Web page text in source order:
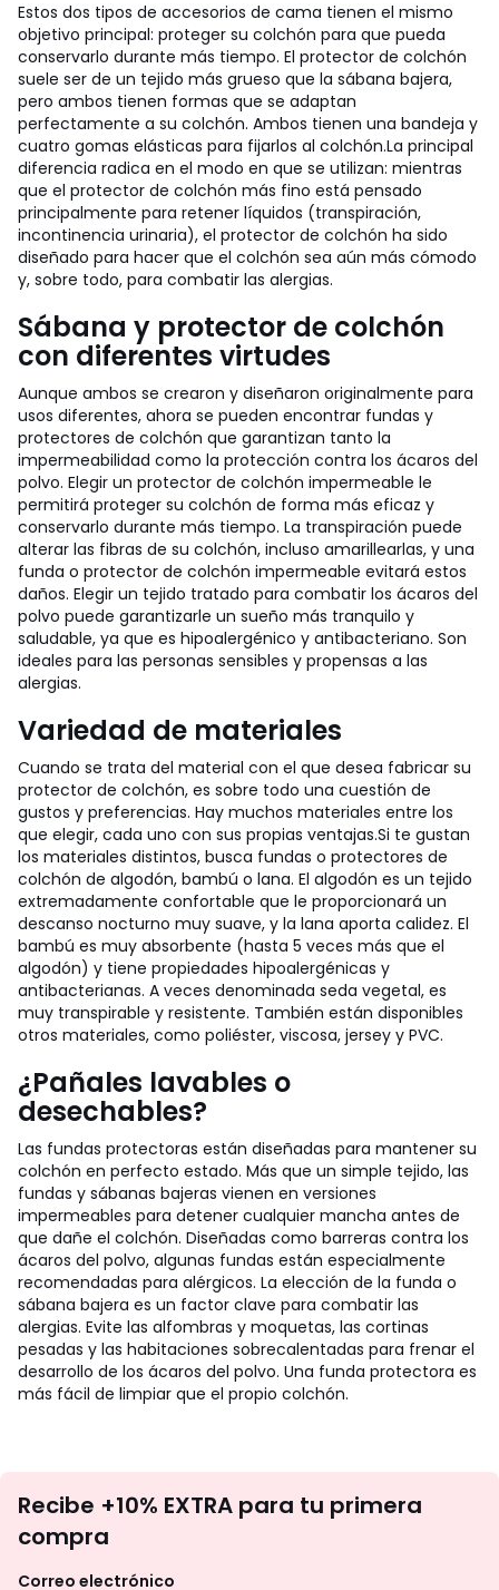
Estos dos tipos de accesorios de cama tienen el mismo
objetivo principal: proteger su colchón para que pueda
conservarlo durante más tiempo. El protector de colchón
suele ser de un tejido más grueso que la sábana bajera,
pero ambos tienen formas que se adaptan
perfectamente a su colchón. Ambos tienen una bandeja y
cuatro gomas elásticas para fijarlos al colchón.La principal
diferencia radica en el modo en que se utilizan: mientras
que el protector de colchón más fino está pensado
principalmente para retener líquidos (transpiración,
incontinencia urinaria), el protector de colchón ha sido
diseñado para hacer que el colchón sea aún más cómodo
y, sobre todo, para combatir las alergias.
Sábana y protector de colchón
con diferentes virtudes
Aunque ambos se crearon y diseñaron originalmente para
usos diferentes, ahora se pueden encontrar fundas y
protectores de colchón que garantizan tanto la
impermeabilidad como la protección contra los ácaros del
polvo. Elegir un protector de colchón impermeable le
permitirá proteger su colchón de forma más eficaz y
conservarlo durante más tiempo. La transpiración puede
alterar las fibras de su colchón, incluso amarillearlas, y una
funda o protector de colchón impermeable evitará estos
daños. Elegir un tejido tratado para combatir los ácaros del
polvo puede garantizarle un sueño más tranquilo y
saludable, ya que es hipoalergénico y antibacteriano. Son
ideales para las personas sensibles y propensas a las
alergias.
Variedad de materiales
Cuando se trata del material con el que desea fabricar su
protector de colchón, es sobre todo una cuestión de
gustos y preferencias. Hay muchos materiales entre los
que elegir, cada uno con sus propias ventajas.Si te gustan
los materiales distintos, busca fundas o protectores de
colchón de algodón, bambú o lana. El algodón es un tejido
extremadamente confortable que le proporcionará un
descanso nocturno muy suave, y la lana aporta calidez. El
bambú es muy absorbente (hasta 5 veces más que el
algodón) y tiene propiedades hipoalergénicas y
antibacterianas. A veces denominada seda vegetal, es
muy transpirable y resistente. También están disponibles
otros materiales, como poliéster, viscosa, jersey y PVC.
¿Pañales lavables o
desechables?
Las fundas protectoras están diseñadas para mantener su
colchón en perfecto estado. Más que un simple tejido, las
fundas y sábanas bajeras vienen en versiones
impermeables para detener cualquier mancha antes de
que dañe el colchón. Diseñadas como barreras contra los
ácaros del polvo, algunas fundas están especialmente
recomendadas para alérgicos. La elección de la funda o
sábana bajera es un factor clave para combatir las
alergias. Evite las alfombras y moquetas, las cortinas
pesadas y las habitaciones sobrecalentadas para frenar el
desarrollo de los ácaros del polvo. Una funda protectora es
más fácil de limpiar que el propio colchón.
te
Recibe +10% EXTRA para tu primera
compra
Correo electrónico